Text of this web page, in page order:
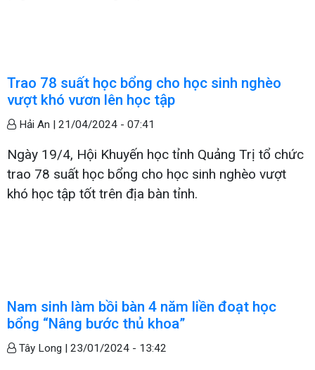
Trao 78 suất học bổng cho học sinh nghèo
vượt khó vươn lên học tập
Hải An | 21/04/2024 - 07:41
Ngày 19/4, Hội Khuyến học tỉnh Quảng Trị tổ chức
trao 78 suất học bổng cho học sinh nghèo vượt
khó học tập tốt trên địa bàn tỉnh.
Nam sinh làm bồi bàn 4 năm liền đoạt học
bổng “Nâng bước thủ khoa”
Tây Long | 23/01/2024 - 13:42